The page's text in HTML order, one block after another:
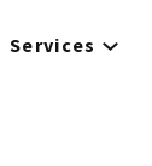
Services